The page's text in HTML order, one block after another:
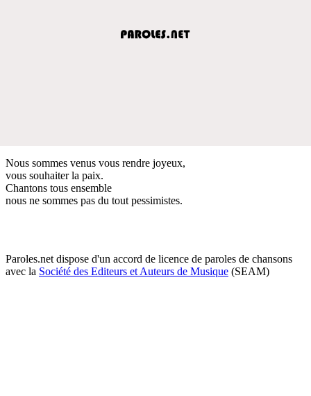
Nous sommes venus vous rendre joyeux,
vous souhaiter la paix.
Chantons tous ensemble
nous ne sommes pas du tout pessimistes.
Paroles.net dispose d'un accord de licence de paroles de chansons
avec la Société des Editeurs et Auteurs de Musique (SEAM)